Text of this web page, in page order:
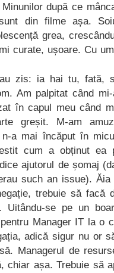
după ce
din filme așa.
grea,
curate, ușoare. Cu
zis: ia hai tu, fată,
Am palpitat când
în capul meu când
greșit. M-am
a mai încăput în
cum a obținut ea
ajutorul de șomaj
such an issue).
trebuie să facă
Uitându-se pe un
Manager IT la o
adică sigur nu or
Managerul de
chiar așa. Trebuie să